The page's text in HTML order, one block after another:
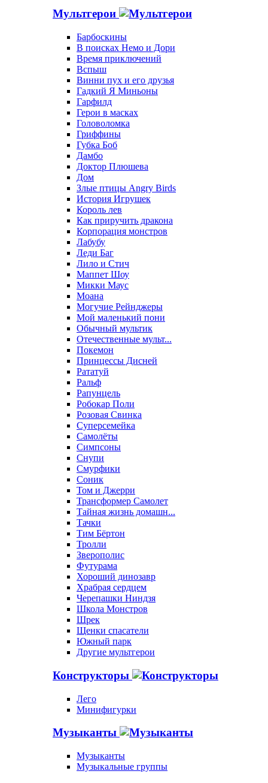
Мультгерои
Барбоскины
В поисках Немо и Дори
Время приключений
Вспыш
Винни пух и его друзья
Гадкий Я Миньоны
Гарфилд
Герои в масках
Головоломка
Гриффины
Губка Боб
Дамбо
Доктор Плюшева
Дом
Злые птицы Angry Birds
История Игрушек
Король лев
Как приручить дракона
Корпорация монстров
Лабубу
Леди Баг
Лило и Стич
Маппет Шоу
Микки Маус
Моана
Могучие Рейнджеры
Мой маленький пони
Обычный мультик
Отечественные мульт...
Покемон
Принцессы Дисней
Рататуй
Ральф
Рапунцель
Робокар Поли
Розовая Свинка
Суперсемейка
Самолёты
Симпсоны
Снупи
Смурфики
Соник
Том и Джерри
Трансформер Самолет
Тайная жизнь домашн...
Тачки
Тим Бёртон
Тролли
Зверополис
Футурама
Хороший динозавр
Храбрая сердцем
Черепашки Ниндзя
Школа Монстров
Шрек
Щенки спасатели
Южный парк
Другие мультгерои
Конструкторы
Лего
Минифигурки
Музыканты
Музыканты
Музыкальные группы